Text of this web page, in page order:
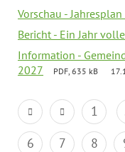
Vorschau -
Bericht - Ein Jahr
Information -
2027
PDF, 635 kB
1
6
7 8